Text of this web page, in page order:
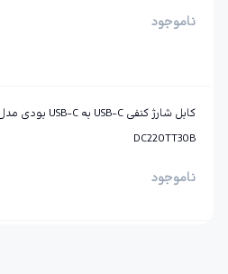
ناموجود
DC220TT30B
ناموجود